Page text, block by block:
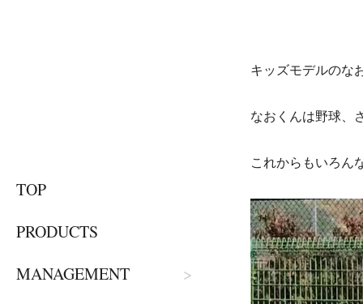
TOP
PRODUCTS
MANAGEMENT
キッズモデルのな
なおくんは野球、
これからもいろん